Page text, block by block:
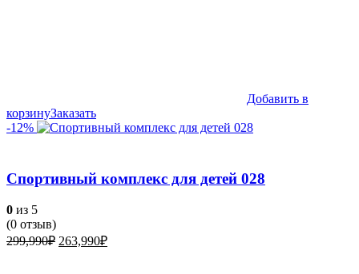
Добавить в
корзинуЗаказать
-12%
Спортивный комплекс для детей 028
0 из 5
(0 отзыв)
299,990₽ Первоначальная
263,990₽Текущая